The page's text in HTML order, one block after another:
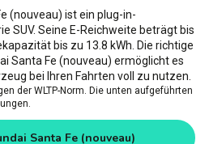
(nouveau) ist ein plug-in-
SUV. Seine E-Reichweite beträgt bis
bis zu 13.8 kWh. Die richtige
Santa Fe (nouveau) ermöglicht es
bei Ihren Fahrten voll zu nutzen.
der WLTP-Norm. Die unten aufgeführten
Santa Fe (nouveau)